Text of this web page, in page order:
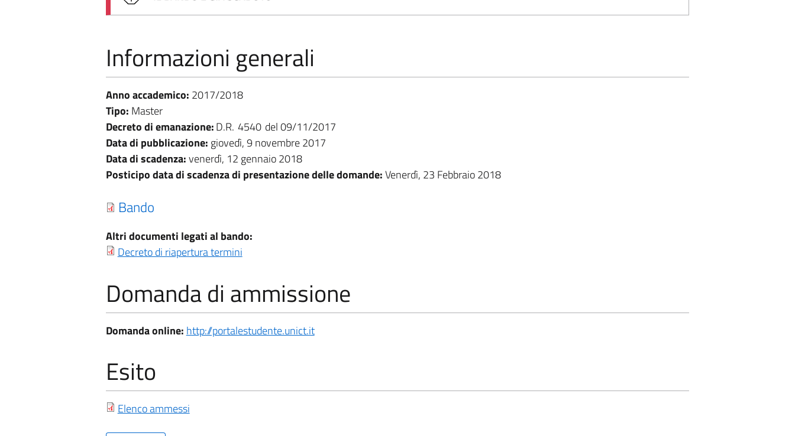
Informazioni generali
Anno accademico: 2017/2018
Tipo: Master
Decreto di emanazione:D.R. 4540
09/11/2017
Data di pubblicazione: giovedì, 9 novembre 2017
Data di scadenza:venerdì, 12 gennaio 2018
Posticipo data di scadenza di presentazione delle domande:Venerdì, 23 Febbraio 2018
Bando
Altri documenti legati al bando:
Decreto di riapertura termini
Domanda di ammissione
Domanda online: http://portalestudente.unict.it
Esito
Elenco ammessi